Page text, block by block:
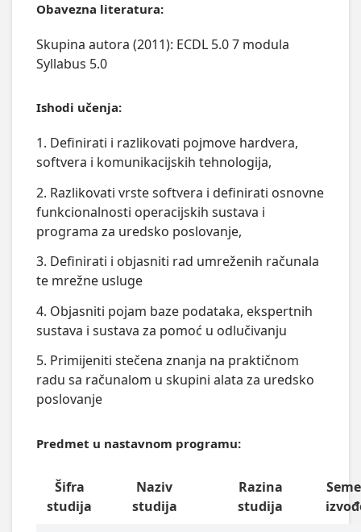
Obavezna literatura:
Skupina autora (2011): ECDL 5.0 7 modula
Syllabus 5.0
Ishodi učenja:
1. Definirati i razlikovati pojmove hardvera,
softvera i komunikacijskih tehnologija,
2. Razlikovati vrste softvera i definirati osnovne
funkcionalnosti operacijskih sustava i
programa za uredsko poslovanje,
3. Definirati i objasniti rad umreženih računala
te mrežne usluge
4. Objasniti pojam baze podataka, ekspertnih
sustava i sustava za pomoć u odlučivanju
5. Primijeniti stečena znanja na praktičnom
radu sa računalom u skupini alata za uredsko
poslovanje
Predmet u nastavnom programu:
Šifra
studija
Naziv
studija
Razina
studija